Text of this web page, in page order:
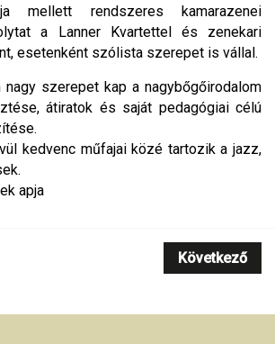
mellett rendszeres kamarazenei
a Lanner Kvartettel és zenekari
esetenként szólista szerepet is vállal.
nagy szerepet kap a nagybőgőirodalom
átiratok és saját pedagógiai célú
kedvenc műfajai közé tartozik a jazz,
apja
Következő